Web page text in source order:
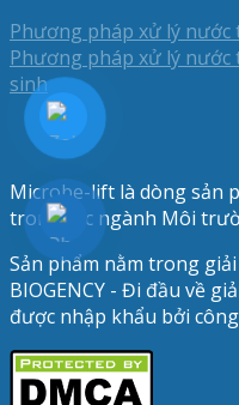
Phương pháp xử lý nước
Phương pháp xử lý nước
sinh
Microbe-lift là dòng sản
trong các ngành Môi
Sản phẩm nằm trong
BIOGENCY - Đi đầu về
được nhập khẩu bởi